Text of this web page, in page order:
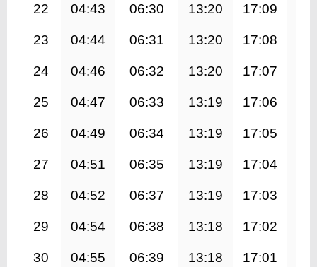
22 04:43 06:30 13:20 17:09
23 04:44 06:31 13:20 17:08
24 04:46 06:32 13:20 17:07
25 04:47 06:33 13:19 17:06
26 04:49 06:34 13:19 17:05
27 04:51 06:35 13:19 17:04
28 04:52 06:37 13:19 17:03
29 04:54 06:38 13:18 17:02
30 04:55 06:39 13:18 17:01